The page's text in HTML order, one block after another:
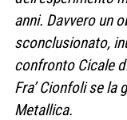
anni. Davvero un
sconclusionato,
confronto Cicale
Fra’ Cionfoli se la
Metallica.